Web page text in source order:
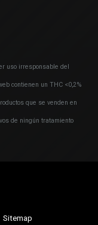
uso irresponsable del
contienen un THC <0,2%
que se venden en
de ningún tratamiento
Sitemap